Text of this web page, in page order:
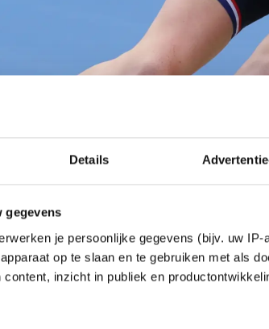
Details
gegevens
je persoonlijke gegevens (bijv. uw
op te slaan en te gebruiken met als
content, inzicht in publiek en